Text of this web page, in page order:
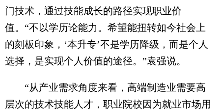
门技术，通过技能成长的路径实现职业价
值。“不以学历论能力。希望能扭转如今社会上
的刻板印象，‘本升专’不是学历降级，而是个人
选择，是实现个人价值的途径。”袁强说。
“从产业需求角度来看，高端制造业需要高
层次的技术技能人才，职业院校因为就业市场用